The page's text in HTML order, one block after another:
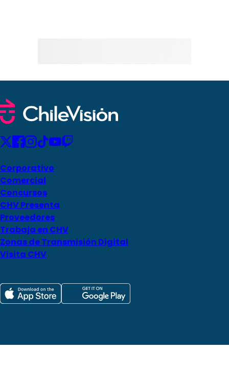
Corporativo
Comercial
Concursos
CHV Presenta
Proveedores
Trabaja en CHV
Zonas de Transmisión Digital
Visita CHV